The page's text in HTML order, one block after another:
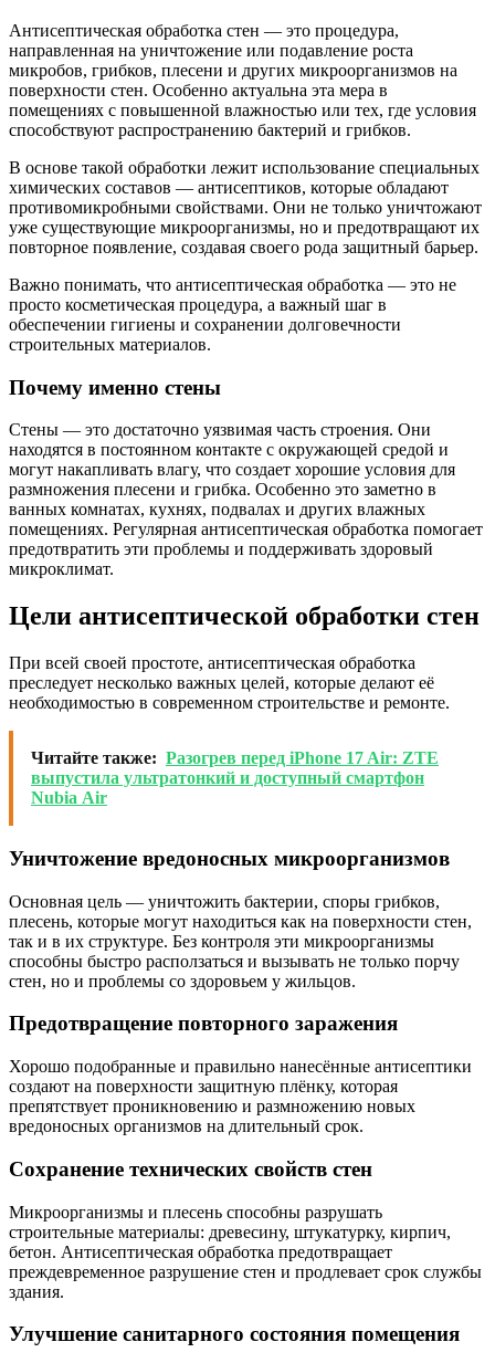
Антисептическая обработка стен — это процедура,
направленная на уничтожение или подавление роста
микробов, грибков, плесени и других микроорганизмов на
поверхности стен. Особенно актуальна эта мера в
помещениях с повышенной влажностью или тех, где условия
способствуют распространению бактерий и грибков.
В основе такой обработки лежит использование специальных
химических составов — антисептиков, которые обладают
противомикробными свойствами. Они не только уничтожают
уже существующие микроорганизмы, но и предотвращают их
повторное появление, создавая своего рода защитный барьер.
Важно понимать, что антисептическая обработка — это не
просто косметическая процедура, а важный шаг в
обеспечении гигиены и сохранении долговечности
строительных материалов.
Почему именно стены
Стены — это достаточно уязвимая часть строения. Они
находятся в постоянном контакте с окружающей средой и
могут накапливать влагу, что создает хорошие условия для
размножения плесени и грибка. Особенно это заметно в
ванных комнатах, кухнях, подвалах и других влажных
помещениях. Регулярная антисептическая обработка помогает
предотвратить эти проблемы и поддерживать здоровый
микроклимат.
Цели антисептической обработки стен
При всей своей простоте, антисептическая обработка
преследует несколько важных целей, которые делают её
необходимостью в современном строительстве и ремонте.
Читайте также: Разогрев перед iPhone 17 Air: ZTE
выпустила ультратонкий и доступный смартфон
Nubia Air
Уничтожение вредоносных микроорганизмов
Основная цель — уничтожить бактерии, споры грибков,
плесень, которые могут находиться как на поверхности стен,
так и в их структуре. Без контроля эти микроорганизмы
способны быстро расползаться и вызывать не только порчу
стен, но и проблемы со здоровьем у жильцов.
Предотвращение повторного заражения
Хорошо подобранные и правильно нанесённые антисептики
создают на поверхности защитную плёнку, которая
препятствует проникновению и размножению новых
вредоносных организмов на длительный срок.
Сохранение технических свойств стен
Микроорганизмы и плесень способны разрушать
строительные материалы: древесину, штукатурку, кирпич,
бетон. Антисептическая обработка предотвращает
преждевременное разрушение стен и продлевает срок службы
здания.
Улучшение санитарного состояния помещения